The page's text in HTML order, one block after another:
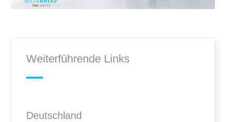
Weiterführende Links
Deutschland